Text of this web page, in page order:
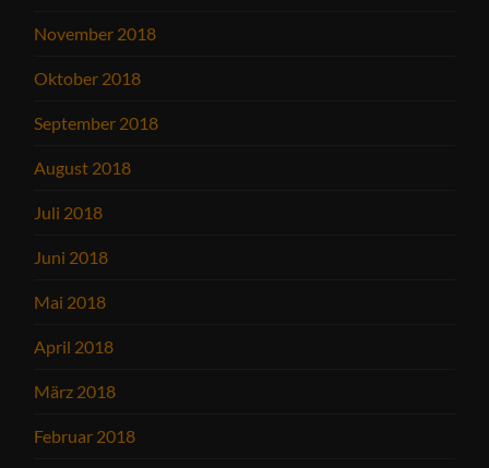
November 2018
Oktober 2018
September 2018
August 2018
Juli 2018
Juni 2018
Mai 2018
April 2018
März 2018
Februar 2018